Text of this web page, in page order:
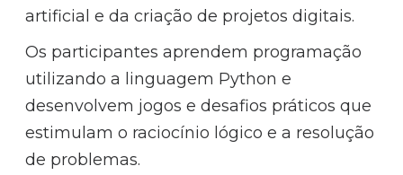
artificial e da criação de projetos digitais.
Os participantes aprendem programação
utilizando a linguagem Python e
desenvolvem jogos e desafios práticos que
estimulam o raciocínio lógico e a resolução
de problemas.